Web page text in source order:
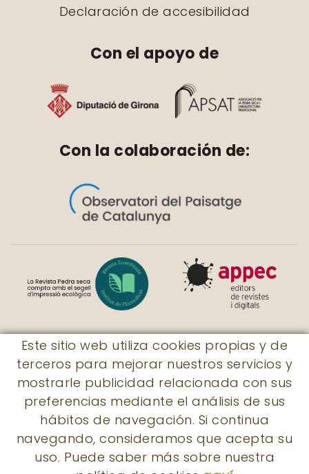
Declaración de accesibilidad
Con el apoyo de
Con la colaboración de:
© Revista Pedra seca
| Rossaleta, 7 17730 - Llers |
subscripcions@revistapedraseca.cat
|
605 931 056
Este sitio web utiliza cookies propias y de
terceros para mejorar nuestros servicios y
mostrarle publicidad relacionada con sus
preferencias mediante el análisis de sus
hábitos de navegación. Si continua
navegando, consideramos que acepta su
uso. Puede saber más sobre nuestra